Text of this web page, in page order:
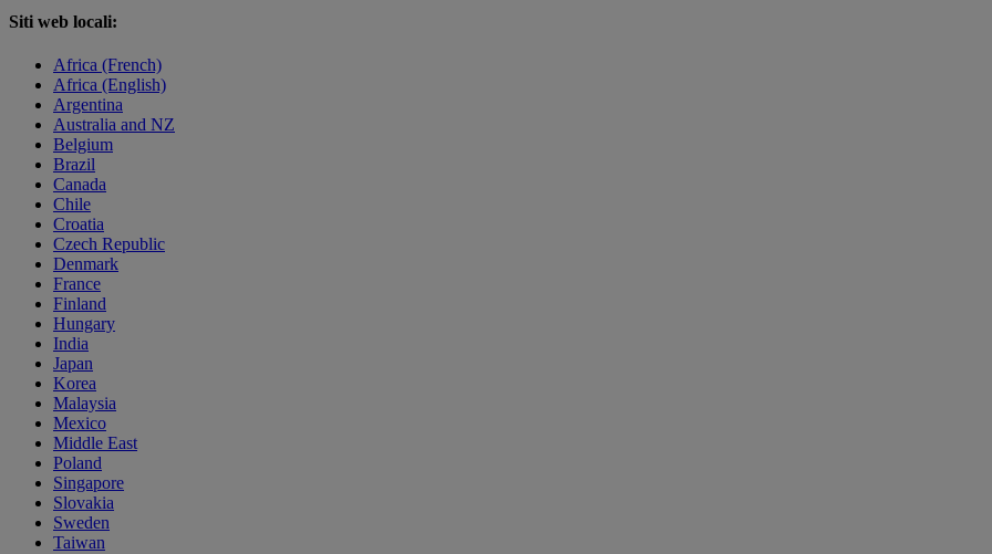
Siti web locali:
Africa (French)
Africa (English)
Argentina
Australia and NZ
Belgium
Brazil
Canada
Chile
Croatia
Czech Republic
Denmark
France
Finland
Hungary
India
Japan
Korea
Malaysia
Mexico
Middle East
Poland
Singapore
Slovakia
Sweden
Taiwan